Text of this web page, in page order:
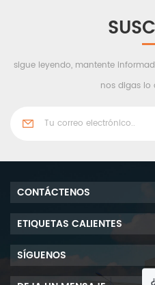
contaminación para el
reciclaje. Basado en las
actualmente es
ampliamente utilizado en
industria farmacéutica.
sigue leyendo, mantente
nos digas lo
CONTÁCTENOS
ETIQUETAS CALIENTES
SÍGUENOS